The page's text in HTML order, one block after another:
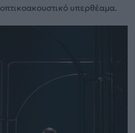
υπερθέαμα.